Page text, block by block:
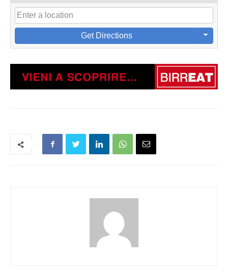
Get Directions